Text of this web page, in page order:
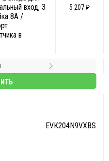
вход, 3
8А /
в
5 207 ₽
EVK204N9VXВS